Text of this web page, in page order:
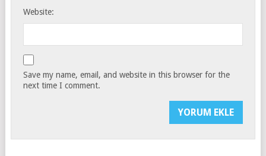
Website:
Save my name, email, and website in this browser for the
next time I comment.